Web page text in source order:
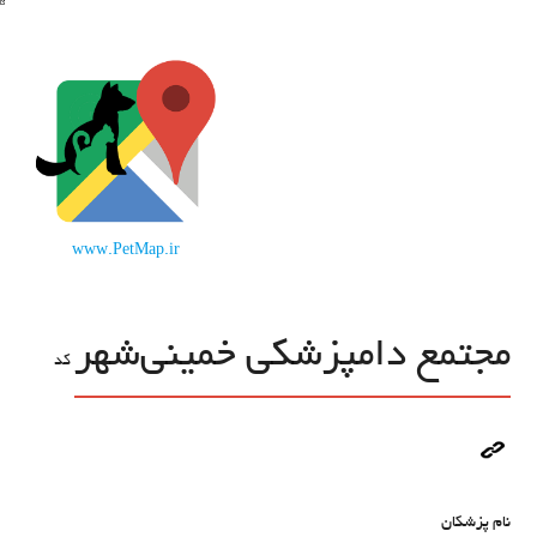
www.PetMap.ir
مجتمع دامپزشکی خمینی‌شهر کد
نام پزشکان